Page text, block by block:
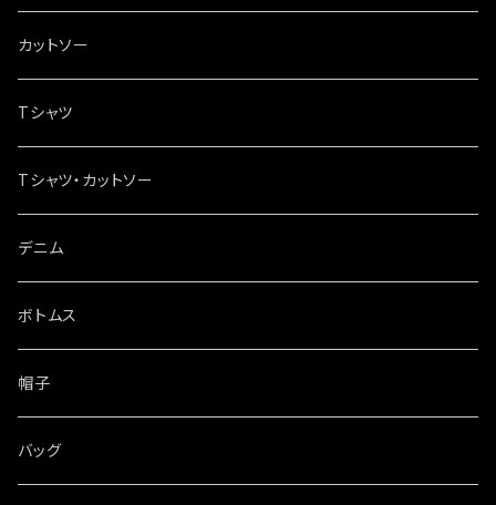
カットソー
Tシャツ
Tシャツ・カットソー
デニム
ボトムス
帽子
バッグ